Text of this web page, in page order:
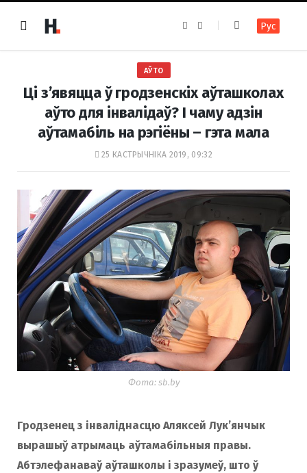
e
k
t
a
m
Рус
АЎТО
Ці з’явяцца ў гродзенскіх аўташколах
аўто для інвалідаў? І чаму адзін
аўтамабіль на рэгіёны – гэта мала
25 КАСТРЫЧНІКА 2019, 09:32
Фота: sb.by
Гродзенец з інваліднасцю Аляксей Лук’янчык
вырашыў атрымаць аўтамабільныя правы.
Абтэлефанаваў аўташколы і зразумеў, што ў